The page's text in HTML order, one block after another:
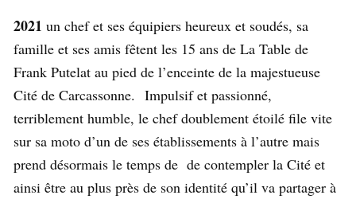
2021 un chef et ses équipiers heureux et soudés, sa
famille et ses amis fêtent les 15 ans de La Table de
Frank Putelat au pied de l’enceinte de la majestueuse
Cité de Carcassonne. Impulsif et passionné,
terriblement humble, le chef doublement étoilé file vite
sur sa moto d’un de ses établissements à l’autre mais
prend désormais le temps de de contempler la Cité et
ainsi être au plus près de son identité qu’il va partager à